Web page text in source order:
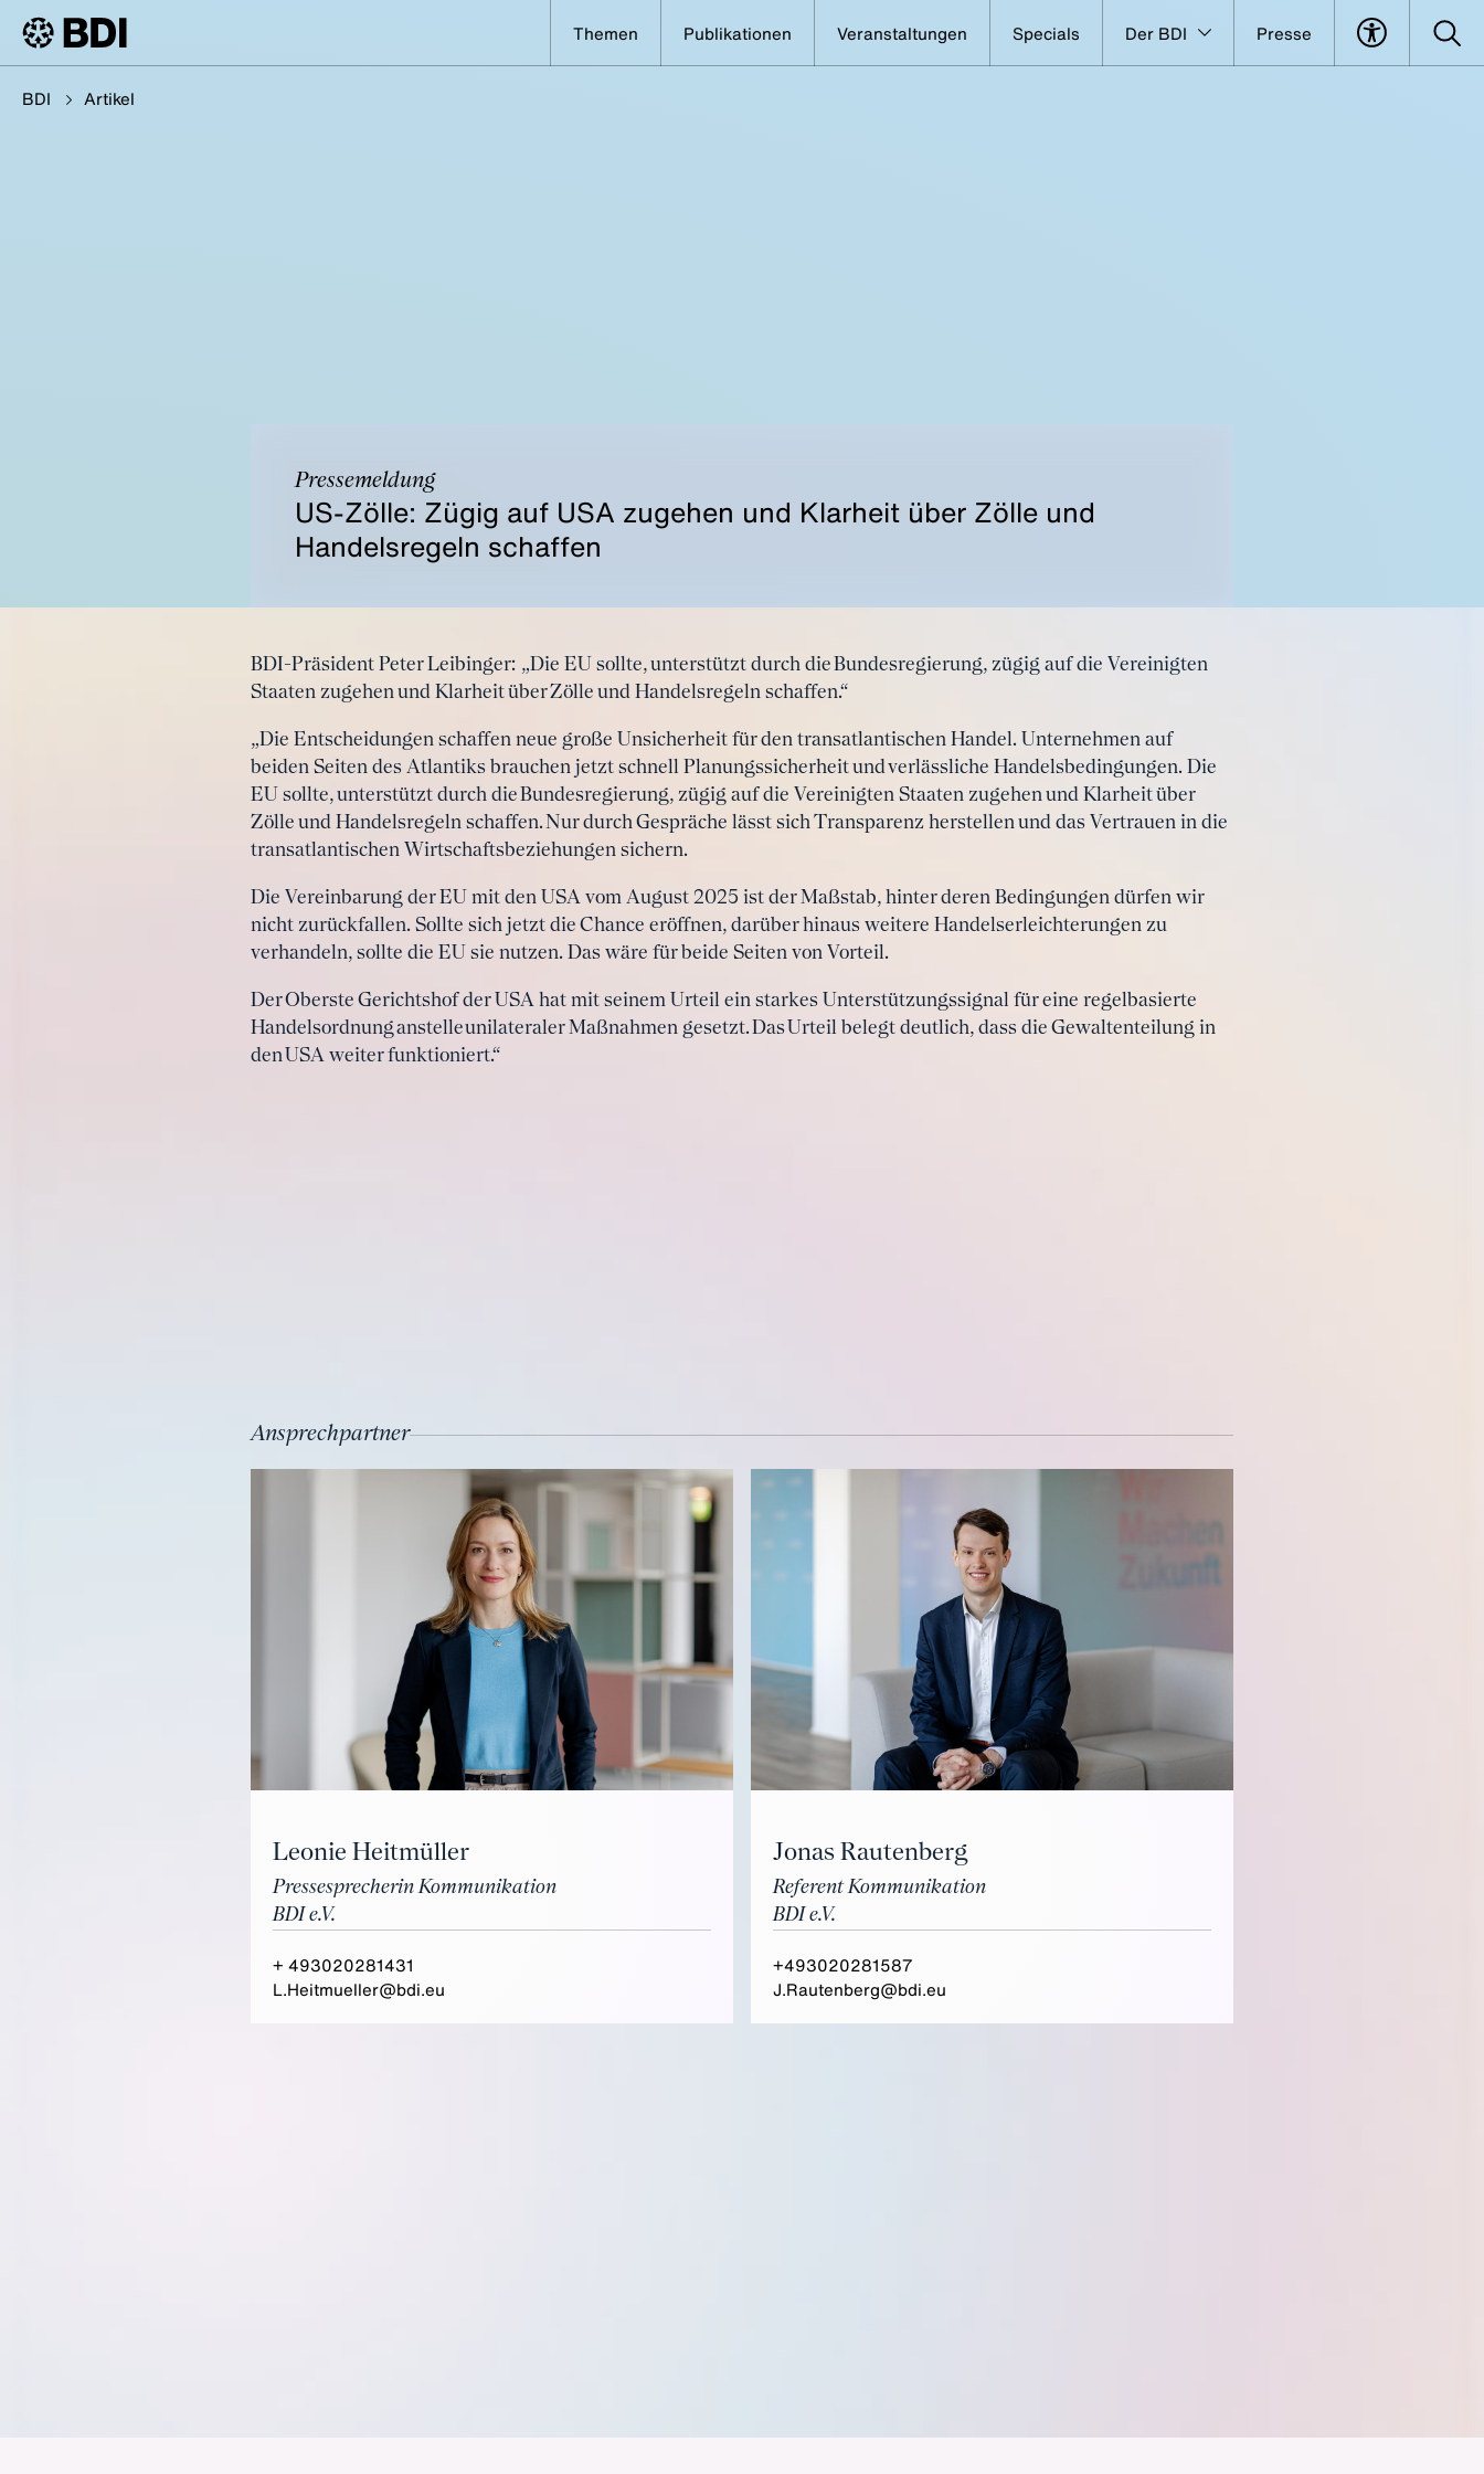
Themen Publikationen Veranstaltungen Specials Der BDI Presse
BDI Artikel
Pressemeldung
US-Zölle: Zügig auf USA zugehen und Klarheit über Zölle und
Handelsregeln schaffen
BDI-Präsident Peter Leibinger: „Die EU sollte, unterstützt durch die Bundesregierung, zügig auf die Vereinigten
Staaten zugehen und Klarheit über Zölle und Handelsregeln schaffen.“
„Die Entscheidungen schaffen neue große Unsicherheit für den transatlantischen Handel. Unternehmen auf
beiden Seiten des Atlantiks brauchen jetzt schnell Planungssicherheit und verlässliche Handelsbedingungen. Die
EU sollte, unterstützt durch die Bundesregierung, zügig auf die Vereinigten Staaten zugehen und Klarheit über
Zölle und Handelsregeln schaffen. Nur durch Gespräche lässt sich Transparenz herstellen und das Vertrauen in die
transatlantischen Wirtschaftsbeziehungen sichern.
Die Vereinbarung der EU mit den USA vom August 2025 ist der Maßstab, hinter deren Bedingungen dürfen wir
nicht zurückfallen. Sollte sich jetzt die Chance eröffnen, darüber hinaus weitere Handelserleichterungen zu
verhandeln, sollte die EU sie nutzen. Das wäre für beide Seiten von Vorteil.
Der Oberste Gerichtshof der USA hat mit seinem Urteil ein starkes Unterstützungssignal für eine regelbasierte
Handelsordnung anstelle unilateraler Maßnahmen gesetzt. Das Urteil belegt deutlich, dass die Gewaltenteilung in
den USA weiter funktioniert.“
Ansprechpartner
Leonie Heitmüller
Pressesprecherin Kommunikation
BDI e.V.
+ 493020281431
L.Heitmueller@bdi.eu
Jonas Rautenberg
Referent Kommunikation
BDI e.V.
+493020281587
J.Rautenberg@bdi.eu